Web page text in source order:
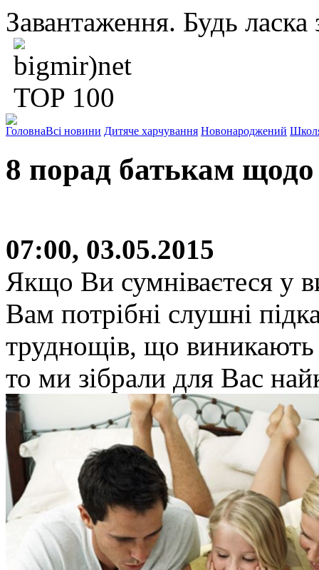
Завантаження. Будь ласка
ГоловнаВсі новини Дитяче харчування Новонароджений
8 порад батькам щодо
07:00, 03.05.2015
Якщо Ви сумніваєтеся у
Вам потрібні слушні
труднощів, що виникають
то ми зібрали для Вас